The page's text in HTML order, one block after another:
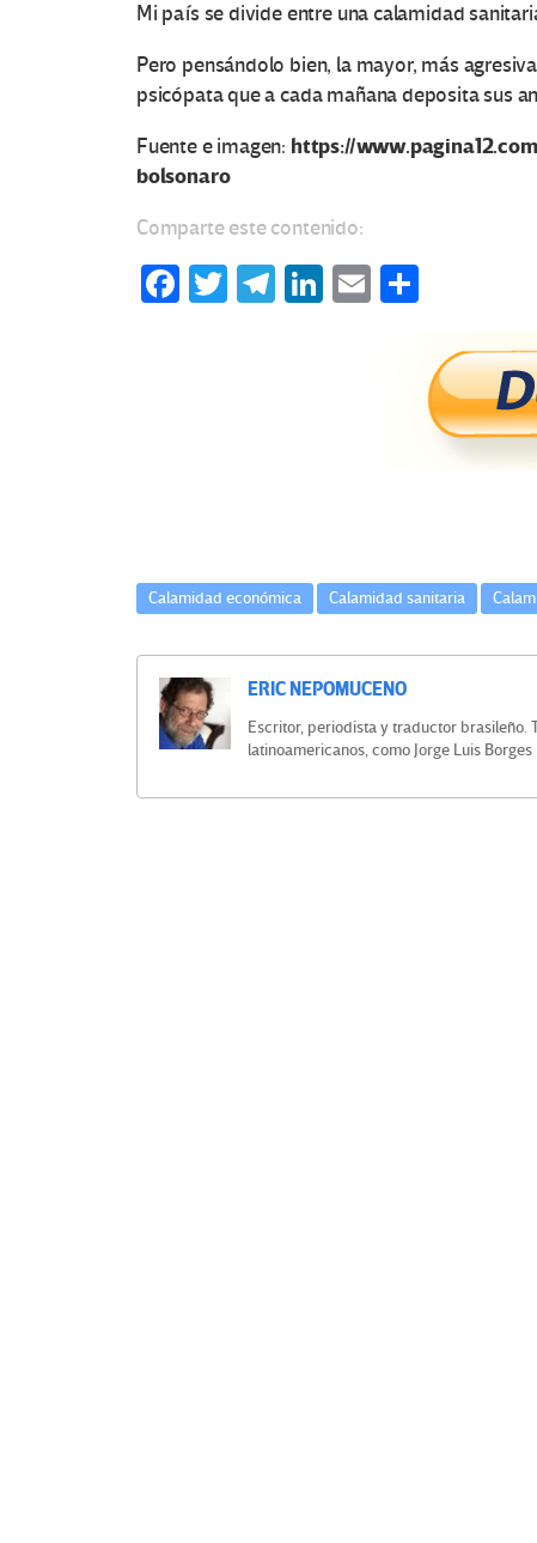
Mi país se divide entre una calamidad
Pero pensándolo bien, la mayor, más
psicópata que a cada mañana deposita sus
Fuente e imagen: https://
bolsonaro
Comparte este contenido:
Fa T
Te Li
E
m
p
ar
Calamidad económica Calamidad sanitaria
ERIC NEPOMUCENO
Escritor, periodista y traductor brasileño.
latinoamericanos, como Jorge Luis